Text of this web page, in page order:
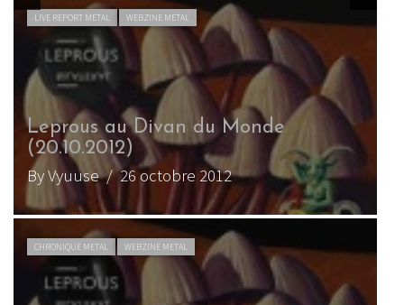
LIVE REPORT METAL WEBZINE METAL
Leprous (+ Blindead et Nemost)
Divan du Monde (08.11.2013)
By tfaaon/ 23 novembre 2013
INTERVIEW METAL WEBZINE METAL